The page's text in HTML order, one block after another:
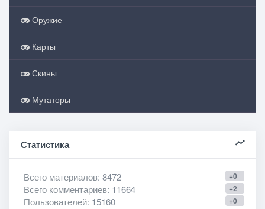
Оружие
Карты
Скины
Мутаторы
Статистика
+0
Всего материалов: 8472
+2
Всего комментариев: 11664
+0
Пользователей: 15160